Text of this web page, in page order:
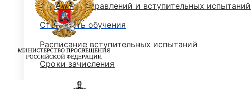
Перечень направлений и вступительных испытаний
Стоимость обучения
Расписание вступительных испытаний
Сроки зачисления
Сроки подачи документов